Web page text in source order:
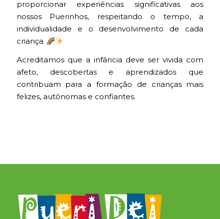
proporcionar experiências significativas aos
nossos Puerinhos, respeitando o tempo, a
individualidade e o desenvolvimento de cada
criança.
Acreditamos que a infância deve ser vivida com
afeto, descobertas e aprendizados que
contribuam para a formação de crianças mais
felizes, autônomas e confiantes.